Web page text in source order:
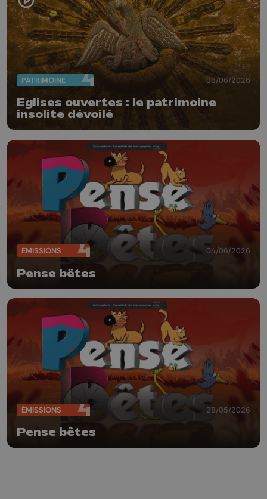
PATRIMOINE 06/06/2026
Eglises ouvertes : le patrimoine
insolite dévoilé
ÉMISSIONS 04/06/2026
Pense bêtes
ÉMISSIONS 28/05/2026
Pense bêtes